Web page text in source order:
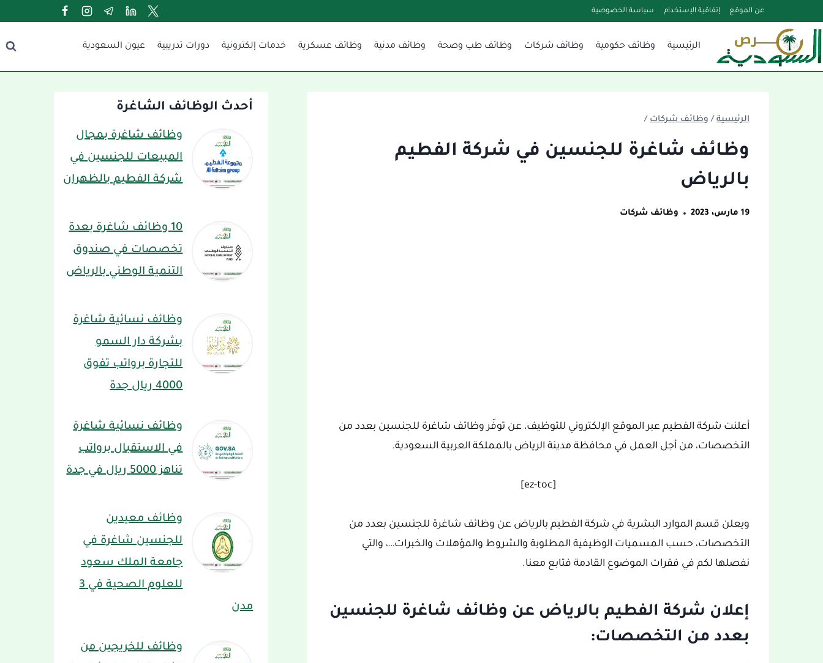
إلى
المحتوى
عن الموقع إتفاقية الإستخدام سياسة الخصوصية
الرئيسية وظائف حكومية وظائف شركات وظائف طب وصحة وظائف مدنية وظائف عسكرية خدمات إلكترونية دورات تدريبية عيون السعودية
الرئيسية / وظائف شركات /
وظائف شاغرة للجنسين في شركة الفطيم
بالرياض
19 مارس، 2023 وظائف شركات
أعلنت شركة الفطيم عبر الموقع الإلكتروني للتوظيف، عن توفّر وظائف شاغرة للجنسين بعدد من
التخصصات، من أجل العمل في محافظة مدينة الرياض بالمملكة العربية السعودية.
[ez-toc]
ويعلن قسم الموارد البشرية في شركة الفطيم بالرياض عن وظائف شاغرة للجنسين بعدد من
التخصصات، حسب المسميات الوظيفية المطلوبة والشروط والمؤهلات والخبرات…، والتي
نفصلها لكم في فقرات الموضوع القادمة فتابع معنا.
إعلان شركة الفطيم بالرياض عن وظائف شاغرة للجنسين
بعدد من التخصصات:
أحدث الوظائف الشاغرة
وظائف شاغرة بمجال
المبيعات للجنسين في
شركة الفطيم بالظهران
10 وظائف شاغرة بعدة
تخصصات في صندوق
التنمية الوطني بالرياض
وظائف نسائية شاغرة
بشركة دار السمو
للتجارة برواتب تفوق
4000 ريال جدة
وظائف نسائية شاغرة
في الاستقبال برواتب
تناهز 5000 ريال في جدة
وظائف معيدين
للجنسين شاغرة في
جامعة الملك سعود
للعلوم الصحية في 3
مدن
وظائف للخريجين من